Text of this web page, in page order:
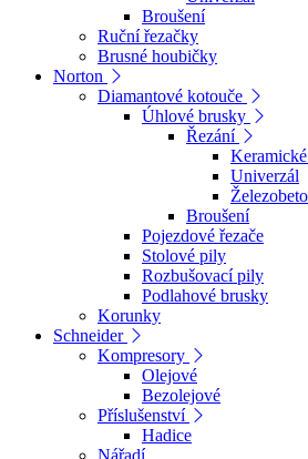
Broušení
Ruční řezačky
Brusné houbičky
Norton
Diamantové kotouče
Úhlové brusky
Řezání
Univerzál
Broušení
Pojezdové řezače
Stolové pily
Rozbušovací pily
Podlahové brusky
Korunky
Schneider
Kompresory
Olejové
Bezolejové
Příslušenství
Hadice
Nářadí